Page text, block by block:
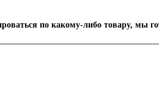
по какому-либо товару, мы